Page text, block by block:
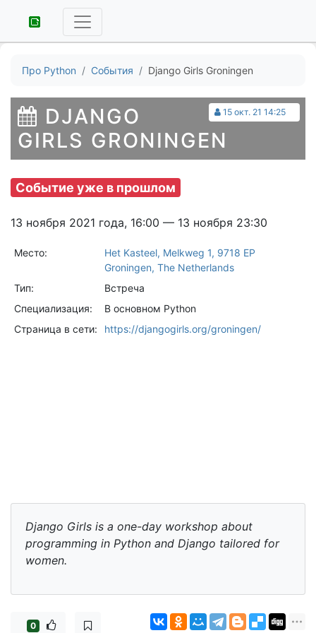
Про Python События Django Girls Groningen
15 окт. 21 14:25
DJANGO
GIRLS GRONINGEN
Событие уже в прошлом
13 ноября 2021 года, 16:00 — 13 ноября 23:30
Место:
Het Kasteel, Melkweg 1, 9718 EP
Groningen, The Netherlands
Тип:
Встреча
Специализация:
В основном Python
Страница в сети:
https://djangogirls.org/groningen/
Django Girls is a one-day workshop about
programming in Python and Django tailored for
women.
0